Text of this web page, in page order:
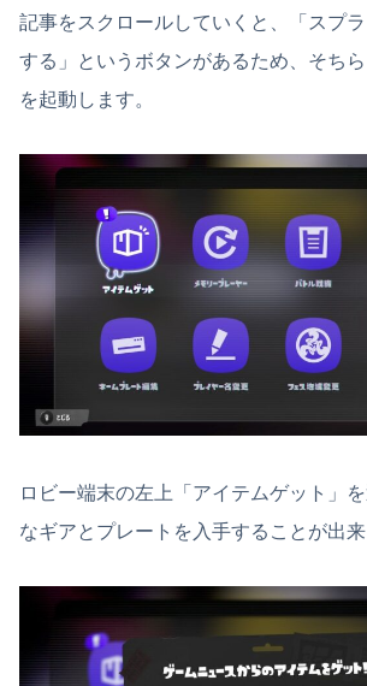
記事をスクロールしていくと、「スプ
する」というボタンがあるため、そち
を起動します。
ロビー端末の左上「アイテムゲット」
なギアとプレートを入手することが出来